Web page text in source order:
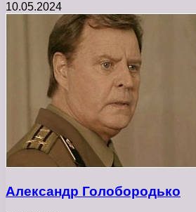
10.05.2024
Александр Голобородько